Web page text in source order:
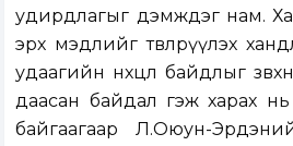
удирдлагыг дэмждэг нам.
эрх мэдлийг төвлөрүүлэх
удаагийн нөхцөл байдлыг
даасан байдал гэж харах нь
байгаагаар Л.Оюун-